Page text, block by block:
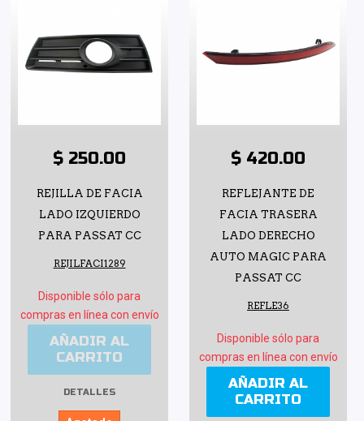
$ 250.00
REJILLA DE FACIA
LADO IZQUIERDO
PARA PASSAT CC
REJILFACI1289
Disponible sólo para
compras en línea con envío
AÑADIR AL
CARRITO
DETALLES
$ 420.00
REFLEJANTE DE
FACIA TRASERA
LADO DERECHO
AUTO MAGIC PARA
PASSAT CC
REFLE36
Disponible sólo para
compras en línea con envío
AÑADIR AL
CARRITO